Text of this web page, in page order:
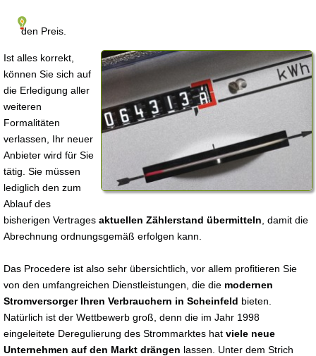
den Preis.
Ist alles korrekt,
können Sie sich auf
die Erledigung aller
weiteren
Formalitäten
verlassen, Ihr neuer
Anbieter wird für Sie
tätig. Sie müssen
lediglich den zum
Ablauf des
bisherigen Vertrages aktuellen Zählerstand übermitteln , damit die
Abrechnung ordnungsgemäß erfolgen kann.
Das Procedere ist also sehr übersichtlich, vor allem profitieren Sie
von den umfangreichen Dienstleistungen, die die modernen
Stromversorger Ihren Verbrauchern in Scheinfeld bieten.
Natürlich ist der Wettbewerb groß, denn die im Jahr 1998
eingeleitete Deregulierung des Strommarktes hat viele neue
Unternehmen auf den Markt drängen lassen. Unter dem Strich